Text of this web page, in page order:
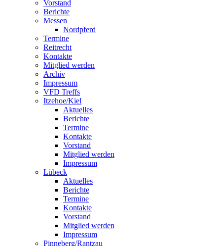
Vorstand
Berichte
Messen
Nordpferd
Termine
Reitrecht
Kontakte
Mitglied werden
Archiv
Impressum
VFD Treffs
Itzehoe/Kiel
Aktuelles
Berichte
Termine
Kontakte
Vorstand
Mitglied werden
Impressum
Lübeck
Aktuelles
Berichte
Termine
Kontakte
Vorstand
Mitglied werden
Impressum
Pinneberg/Rantzau